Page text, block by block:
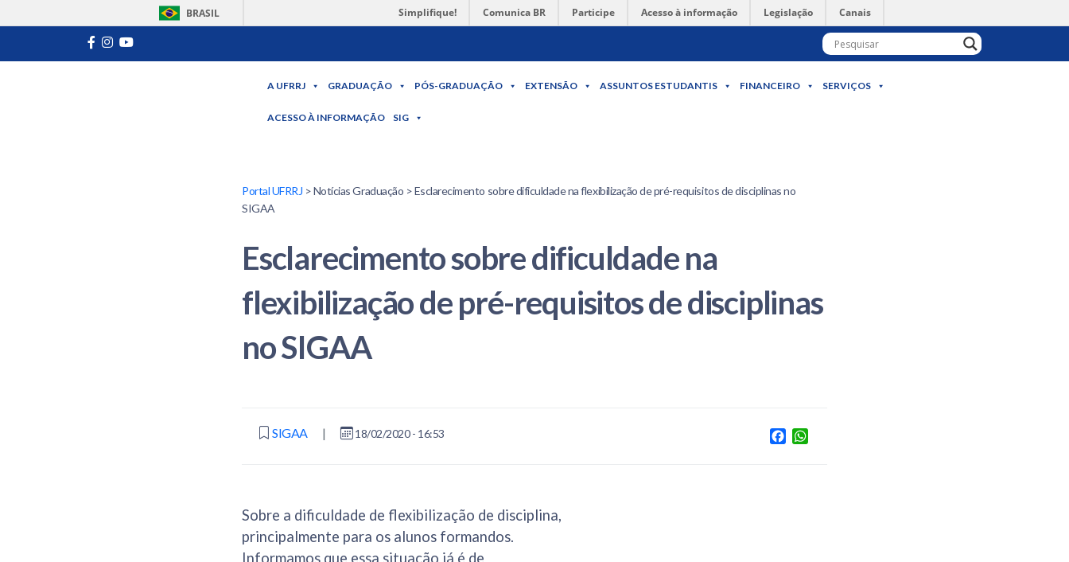
BRASIL Simplifique! Comunica BR Participe Acesso à informação Legislação Canais
A UFRRJ GRADUAÇÃO PÓS-GRADUAÇÃO EXTENSÃO ASSUNTOS ESTUDANTIS FINANCEIRO SERVIÇOS
ACESSO À INFORMAÇÃO SIG
Portal UFRRJ > Notícias Graduação > Esclarecimento sobre dificuldade na flexibilização de pré-requisitos de disciplinas no
SIGAA
Esclarecimento sobre dificuldade na
flexibilização de pré-requisitos de disciplinas
no SIGAA
SIGAA | 18/02/2020 - 16:53 Facebook
Sobre a dificuldade de flexibilização de disciplina,
principalmente para os alunos formandos.
Informamos que essa situação já é de